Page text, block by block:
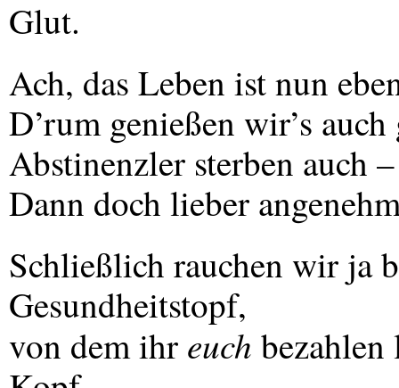
Glut.
Ach, das Leben ist nun
D’rum genießen wir’s
Abstinenzler sterben auch
Dann doch lieber
Schließlich rauchen wir ja
Gesundheitstopf,
von dem ihr euch